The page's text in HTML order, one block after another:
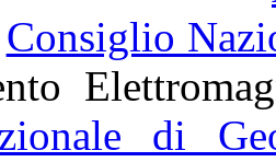
Consiglio
di